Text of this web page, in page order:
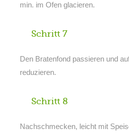
min. im Ofen glacieren.
Schritt 7
Den Bratenfond passieren und
reduzieren.
Schritt 8
Nachschmecken, leicht mit